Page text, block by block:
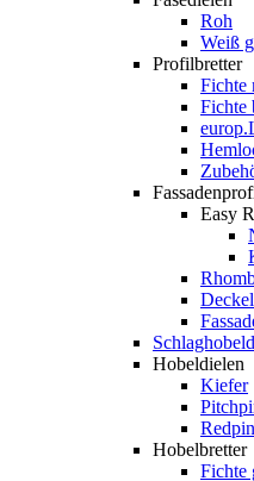
Roh
Weiß
Profilbretter
Fichte
Fichte
Easy
Hobeldielen
Kiefer
Hobelbretter
Fichte